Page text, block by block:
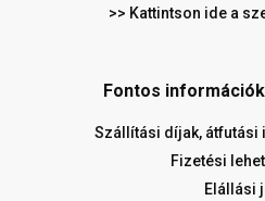
>> Kattintson ide a
Fontos
Szállítási díjak, átfutási
Fizetési
Elállási